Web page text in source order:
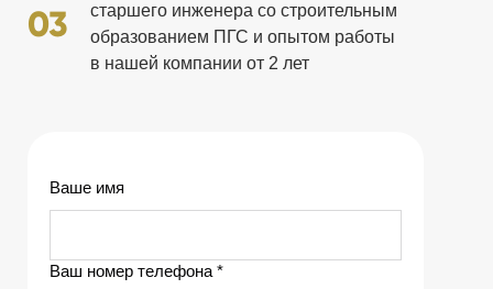
Ваше имя
Ваш номер телефона *
старшего инженера со строительным
образованием ПГС и опытом работы
в нашей компании от 2 лет
03